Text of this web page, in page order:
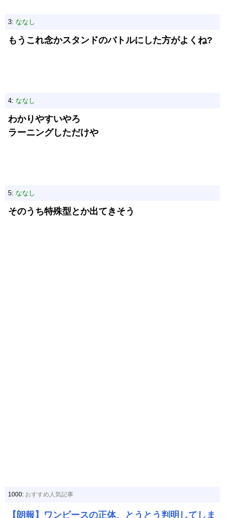
3: ななし
もうこれ念かスタンドのバトルにした方がよくね?
4: ななし
わかりやすいやろ
ラーニングしただけや
5: ななし
そのうち特殊型とか出てきそう
1000: おすすめ人気記事
【朗報】ワンピースの正体、とうとう判明してしま